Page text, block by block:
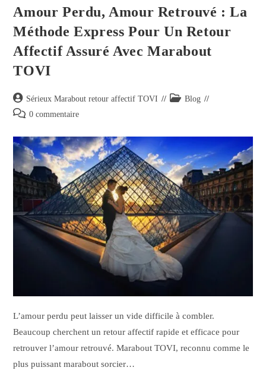
Amour Perdu, Amour Retrouvé : La
Méthode Express Pour Un Retour
Affectif Assuré Avec Marabout
TOVI
Sérieux Marabout retour affectif TOVI
Blog
0 commentaire
L’amour perdu peut laisser un vide difficile à combler.
Beaucoup cherchent un retour affectif rapide et efficace pour
retrouver l’amour retrouvé. Marabout TOVI, reconnu comme le
plus puissant marabout sorcier…